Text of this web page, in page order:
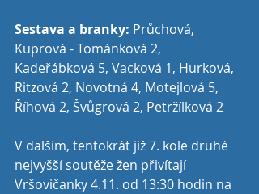
Sestava a branky: Průchová,
Kuprová - Tománková 2,
Kadeřábková 5, Vacková 1, Hurková,
Ritzová 2, Novotná 4, Motejlová 5,
Říhová 2, Švůgrová 2, Petržílková 2
V dalším, tentokrát již 7. kole druhé
nejvyšší soutěže žen přivítají
Vršovičanky 4.11. od 13:30 hodin na